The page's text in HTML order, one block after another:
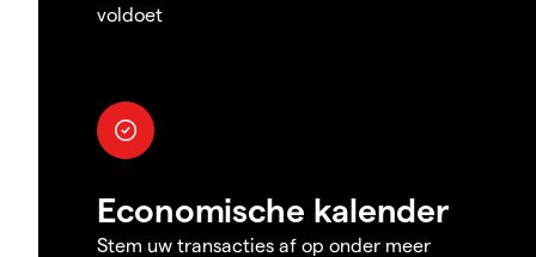
voldoet
Economische kalender
Stem uw transacties af op onder meer